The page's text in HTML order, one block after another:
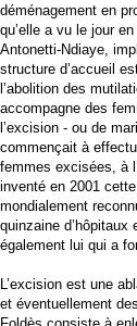
déménagement en
qu’elle a vu le jour
Antonetti-Ndiaye,
structure d’accueil
l’abolition des
accompagne des
l’excision - ou de
commençait à
femmes excisées, à
inventé en 2001
mondialement
quinzaine d’hôpitaux
également lui qui a
L’excision est une
et éventuellement